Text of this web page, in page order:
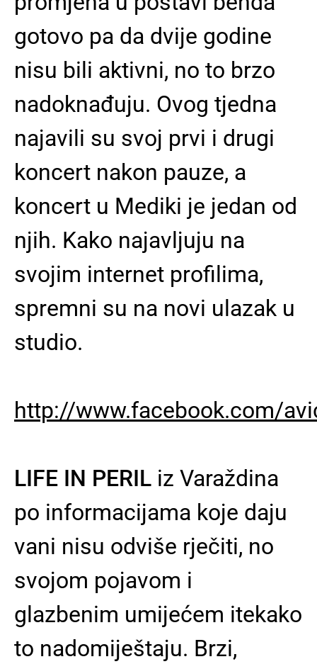
gotovo pa da dvije godine
nisu bili aktivni, no to brzo
nadoknađuju. Ovog tjedna
najavili su svoj prvi i drugi
koncert nakon pauze, a
koncert u Mediki je jedan od
njih. Kako najavljuju na
svojim internet profilima,
spremni su na novi ulazak u
studio.
http://www.facebook.com/
LIFE IN PERIL iz Varaždina
po informacijama koje daju
vani nisu odviše rječiti, no
svojom pojavom i
glazbenim umijećem itekako
to nadomiještaju. Brzi,